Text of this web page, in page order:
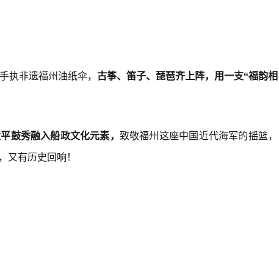
执非遗福州油纸伞， 古筝、笛子、琵琶齐上阵，用一支“福韵相
鼓秀融入船政文化元素， 致敬福州这座中国近代海军的摇篮，
又有历史回响！